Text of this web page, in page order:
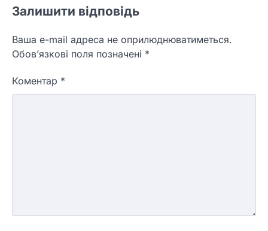
Залишити відповідь
Ваша e-mail адреса не оприлюднюватиметься.
Обов’язкові поля позначені *
Коментар *